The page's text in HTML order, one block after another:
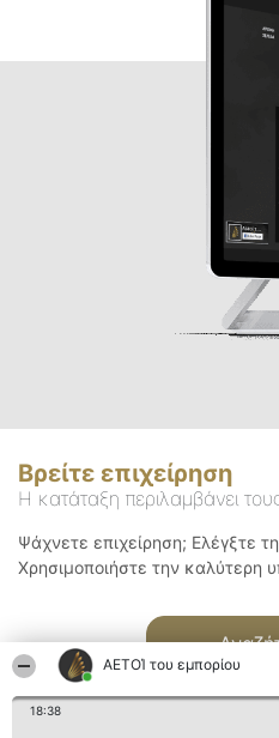
ΑΕΤΟΊ του εμπορίου
18:38
Βρείτε επιχείρηση
Η κατάταξη περιλαμβάνει
Ψάχνετε επιχείρηση; Ελέγξτε
Χρησιμοποιήστε την καλύτερη